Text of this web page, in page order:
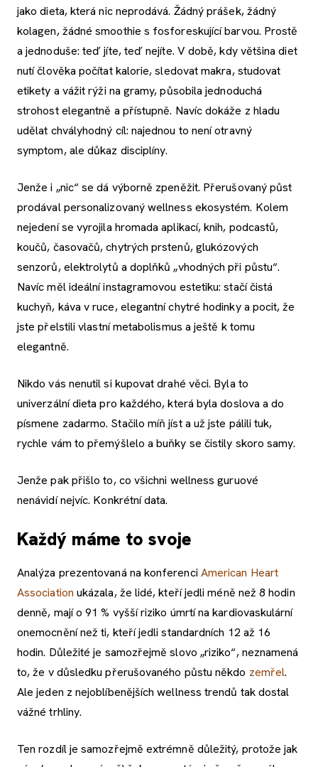
jako dieta, která nic neprodává. Žádný prášek, žádný
kolagen, žádné smoothie s fosforeskující barvou. Prostě
a jednoduše: teď jíte, teď nejíte. V době, kdy většina diet
nutí člověka počítat kalorie, sledovat makra, studovat
etikety a vážit rýži na gramy, působila jednoduchá
strohost elegantně a přístupně. Navíc dokáže z hladu
udělat chvályhodný cíl: najednou to není otravný
symptom, ale důkaz disciplíny.
Jenže i „nic“ se dá výborně zpeněžit. Přerušovaný půst
prodával personalizovaný wellness ekosystém. Kolem
nejedení se vyrojila hromada aplikací, knih, podcastů,
koučů, časovačů, chytrých prstenů, glukózových
senzorů, elektrolytů a doplňků „vhodných při půstu“.
Navíc měl ideální instagramovou estetiku: stačí čistá
kuchyň, káva v ruce, elegantní chytré hodinky a pocit, že
jste přelstili vlastní metabolismus a ještě k tomu
elegantně.
Nikdo vás nenutil si kupovat drahé věci. Byla to
univerzální dieta pro každého, která byla doslova a do
písmene zadarmo. Stačilo míň jíst a už jste pálili tuk,
rychle vám to přemýšlelo a buňky se čistily skoro samy.
Jenže pak přišlo to, co všichni wellness guruové
nenávidí nejvíc. Konkrétní data.
Každý máme to svoje
Analýza prezentovaná na konferenci American Heart
Association ukázala, že lidé, kteří jedli méně než 8 hodin
denně, mají o 91 % vyšší riziko úmrtí na kardiovaskulární
onemocnění než ti, kteří jedli standardních 12 až 16
hodin. Důležité je samozřejmě slovo „riziko“, neznamená
to, že v důsledku přerušovaného půstu někdo zemřel.
Ale jeden z nejoblíbenějších wellness trendů tak dostal
vážné trhliny.
Ten rozdíl je samozřejmě extrémně důležitý, protože jak